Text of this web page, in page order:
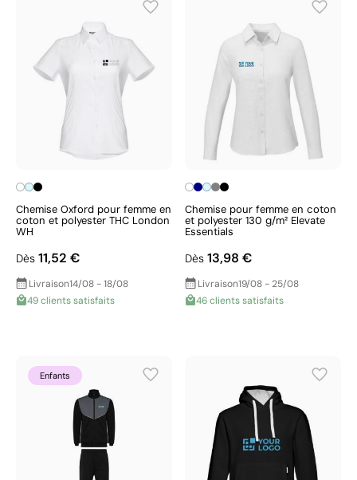
Chemise Oxford pour femme en
coton et polyester THC London
WH
Dès 11,52 €
Livraison14/08 - 18/08
49 clients satisfaits
Chemise pour femme en coton
et polyester 130 g/m² Elevate
Essentials
Dès 13,98 €
Livraison19/08 - 25/08
46 clients satisfaits
Enfants